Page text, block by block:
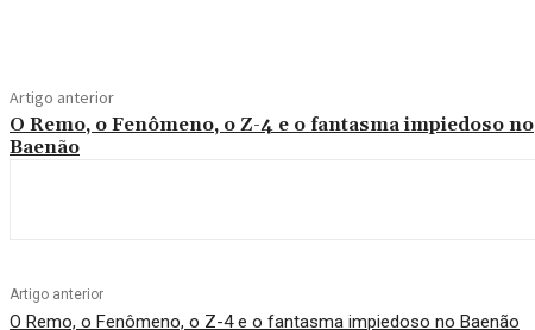
Artigo anterior
O Remo, o Fenômeno, o Z-4 e o fantasma impiedoso no
Baenão
Artigo anterior
O Remo, o Fenômeno, o Z-4 e o fantasma impiedoso no Baenão